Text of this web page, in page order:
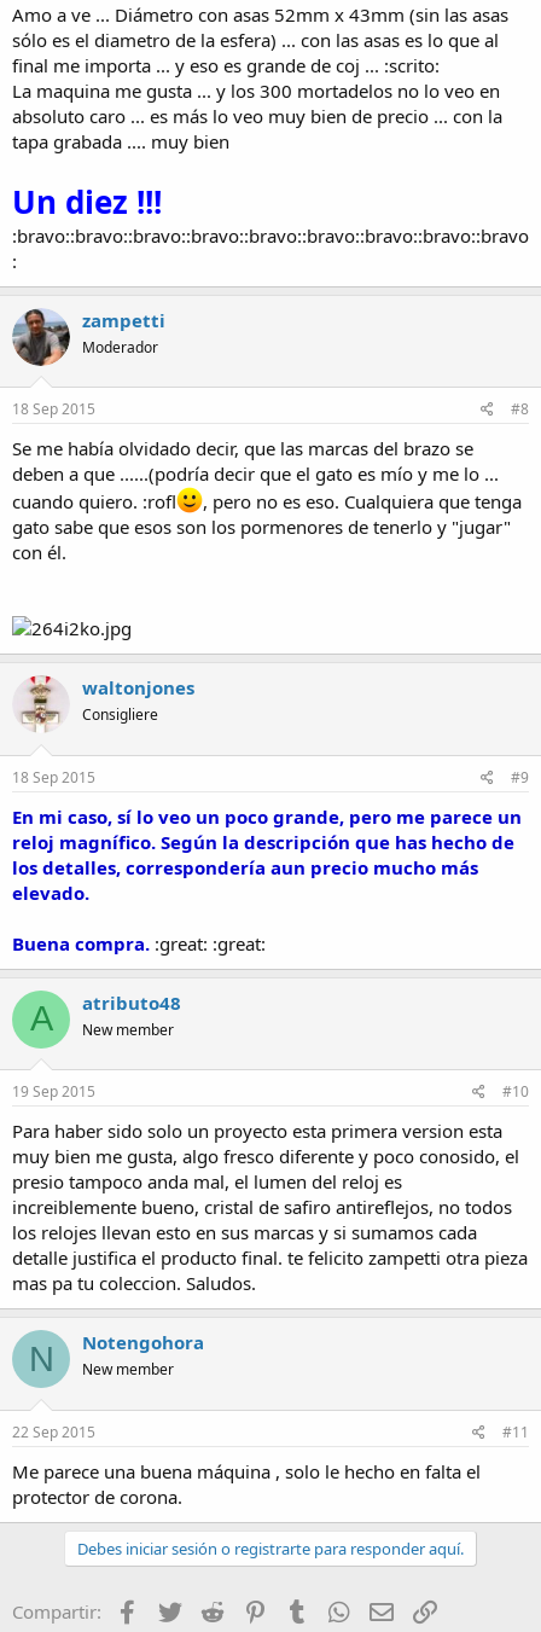
Amo a ve ... Diámetro con asas 52mm x 43mm (sin las asas
sólo es el diametro de la esfera) ... con las asas es lo que al
final me importa ... y eso es grande de coj ... :scrito:
La maquina me gusta ... y los 300 mortadelos no lo veo en
absoluto caro ... es más lo veo muy bien de precio ... con la
tapa grabada .... muy bien
Un diez !!!
:bravo::bravo::bravo::bravo::bravo::bravo::bravo::bravo::bravo
:
zampetti
Moderador
18 Sep 2015 #8
Se me había olvidado decir, que las marcas del brazo se
deben a que ......(podría decir que el gato es mío y me lo ...
cuando quiero. :rofl
, pero no es eso. Cualquiera que tenga
gato sabe que esos son los pormenores de tenerlo y "jugar"
con él.
waltonjones
Consigliere
18 Sep 2015 #9
En mi caso, sí lo veo un poco grande, pero me parece un
reloj magnífico. Según la descripción que has hecho de
los detalles, correspondería aun precio mucho más
elevado.
Buena compra. :great: :great:
A atributo48
New member
19 Sep 2015 #10
Para haber sido solo un proyecto esta primera version esta
muy bien me gusta, algo fresco diferente y poco conosido, el
presio tampoco anda mal, el lumen del reloj es
increiblemente bueno, cristal de safiro antireflejos, no todos
los relojes llevan esto en sus marcas y si sumamos cada
detalle justifica el producto final. te felicito zampetti otra pieza
mas pa tu coleccion. Saludos.
N Notengohora
New member
22 Sep 2015 #11
Me parece una buena máquina , solo le hecho en falta el
protector de corona.
Debes iniciar sesión o registrarte para responder aquí.
Compartir: Facebook
Twitter Reddit PinterestTumblrWhatsApp
Email